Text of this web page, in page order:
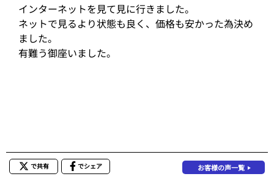
インターネットを見て見に行きました。
ネットで見るより状態も良く、価格も安かった為決め
ました。
有難う御座いました。
で共有 でシェア お客様の声一覧